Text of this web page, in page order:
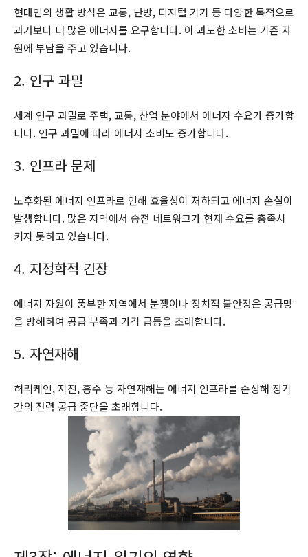
현대인의 생활 방식은 교통, 난방, 디지털 기기 등 다양한 목적으로
과거보다 더 많은 에너지를 요구합니다. 이 과도한 소비는 기존 자
원에 부담을 주고 있습니다.
2. 인구 과밀
세계 인구 과밀로 주택, 교통, 산업 분야에서 에너지 수요가 증가합
니다. 인구 과밀에 따라 에너지 소비도 증가합니다.
3. 인프라 문제
노후화된 에너지 인프라로 인해 효율성이 저하되고 에너지 손실이
발생합니다. 많은 지역에서 송전 네트워크가 현재 수요를 충족시
키지 못하고 있습니다.
4. 지정학적 긴장
에너지 자원이 풍부한 지역에서 분쟁이나 정치적 불안정은 공급망
을 방해하여 공급 부족과 가격 급등을 초래합니다.
5. 자연재해
허리케인, 지진, 홍수 등 자연재해는 에너지 인프라를 손상해 장기
간의 전력 공급 중단을 초래합니다.